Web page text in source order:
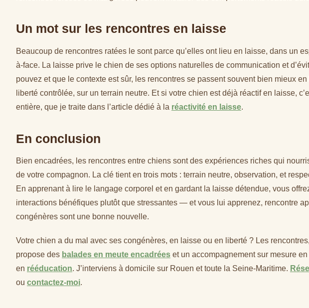
Un mot sur les rencontres en laisse
Beaucoup de rencontres ratées le sont parce qu’elles ont lieu en laisse, dans un
à-face. La laisse prive le chien de ses options naturelles de communication et
pouvez et que le contexte est sûr, les rencontres se passent souvent bien mieux
liberté contrôlée, sur un terrain neutre. Et si votre chien est déjà réactif en laisse,
entière, que je traite dans l’article dédié à la réactivité en laisse.
En conclusion
Bien encadrées, les rencontres entre chiens sont des expériences riches qui
de votre compagnon. La clé tient en trois mots : terrain neutre, observation, et
En apprenant à lire le langage corporel et en gardant la laisse détendue, vous
interactions bénéfiques plutôt que stressantes — et vous lui apprenez, rencontre
congénères sont une bonne nouvelle.
Votre chien a du mal avec ses congénères, en laisse ou en liberté ? Les
propose des balades en meute encadrées et un accompagnement sur mesure en
en rééducation. J’interviens à domicile sur Rouen et toute la Seine-Maritime.
ou contactez-moi.